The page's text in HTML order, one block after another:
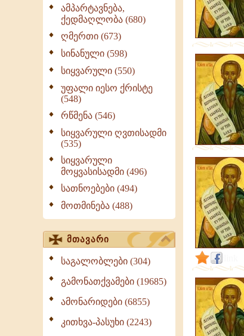
ამპარტავნება,
ქედმაღლობა (680)
ღმერთი (673)
სინანული (598)
სიყვარული (550)
უფალი იესო ქრისტე
(548)
რწმენა (546)
სიყვარული ღვთისადმი
(535)
სიყვარული
მოყვასისადმი (496)
სათნოებები (494)
მოთმინება (488)
მთავარი
საგალობლები (304)
გამონათქვამები (19685)
ამონარიდები (6855)
კითხვა-პასუხი (2243)